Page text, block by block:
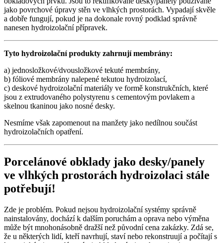
jako povrchové úpravy stěn ve vlhkých prostorách. Vypadají skvěle
a dobře fungují, pokud je na dokonale rovný podklad správně
nanesen hydroizolační přípravek.
Tyto hydroizolační produkty zahrnují membrány:
a) jednosložkové/dvousložkové tekuté membrány,
b) fóliové membrány nalepené tekutou hydroizolací,
c) deskové hydroizolační materiály ve formě konstrukčních, které
jsou z extrudovaného polystyrenu s cementovým povlakem a
skelnou tkaninou jako nosné desky.
Nesmíme však zapomenout na manžety jako nedílnou součást
hydroizolačních opatření.
Porcelánové obklady jako desky/panely
ve vlhkých prostorách hydroizolaci stále
potřebují!
Zde je problém. Pokud nejsou hydroizolační systémy správně
nainstalovány, dochází k dalším poruchám a oprava nebo výměna
může být mnohonásobně dražší než původní cena zakázky. Zdá se,
že u některých lidí, kteří navrhují, staví nebo rekonstruují a počítají s